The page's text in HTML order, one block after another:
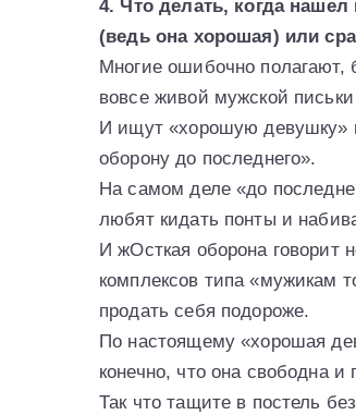
4. Что делать, когда
(ведь она хорошая) или
Многие ошибочно полагают,
вовсе живой мужской
И ищут «хорошую девушку»
оборону до последнего».
На самом деле «до
любят кидать понты и
И жОсткая оборона говорит
комплексов типа «мужикам
продать себя подороже.
По настоящему «хорошая
конечно, что она свободна и
Так что тащите в постель